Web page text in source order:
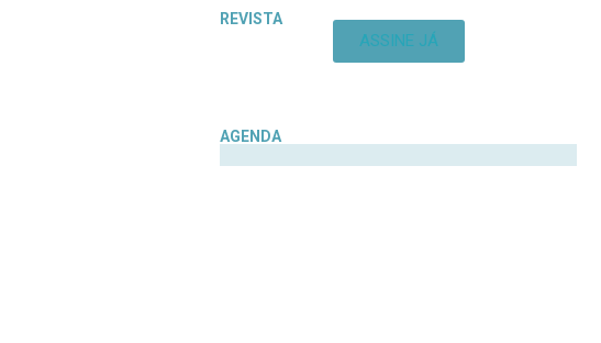
REVISTA
ASSINE JÁ
AGENDA